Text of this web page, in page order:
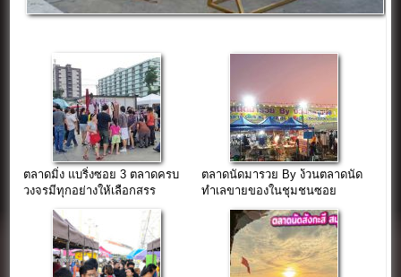
ตลาดมิ่ง แบริ่งซอย 3 ตลาดครบ
วงจรมีทุกอย่างให้เลือกสรร
ตลาดนัดมารวย By ง้วนตลาดนัด
ทำเลขายของในชุมชนซอย